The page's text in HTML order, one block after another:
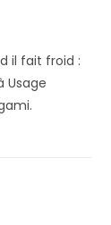
il fait froid :
Usage